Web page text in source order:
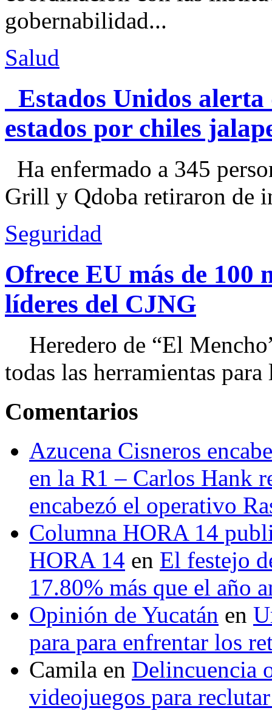
gobernabilidad...
Salud
Estados Unidos alerta
estados por chiles
Ha enfermado a 345
Grill y Qdoba retiraron de
Seguridad
Ofrece EU más de 100
líderes del CJNG
Heredero de “El
todas las herramientas
Comentarios
Azucena Cisneros
en la R1 – Carlos Hank
encabezó el operativo
Columna HORA 14
HORA 14 en El festejo
17.80% más que el año
Opinión de Yucatán en
para para enfrentar los
Camila en Delincuencia
videojuegos para